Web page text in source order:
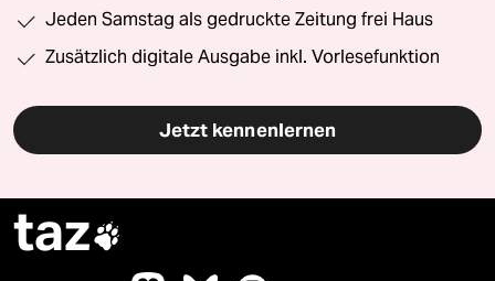
Jeden Samstag als gedruckte Zeitung frei Haus
Zusätzlich digitale Ausgabe inkl. Vorlesefunktion
Jetzt kennenlernen
taz